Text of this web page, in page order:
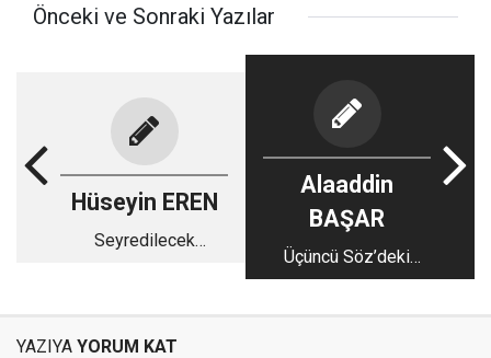
Önceki ve Sonraki Yazılar
Hüseyin EREN
Seyredilecek
Alaaddin
BAŞAR
Üçüncü Söz’deki
ihtimaller
YAZIYA YORUM KAT